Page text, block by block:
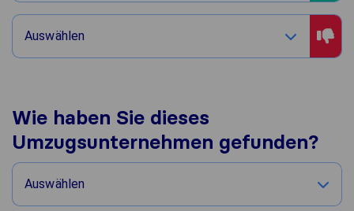
Auswählen
Wie haben Sie dieses
Umzugsunternehmen gefunden?
Auswählen